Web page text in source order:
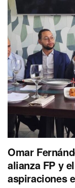
Omar
alianza FP y
aspiraciones